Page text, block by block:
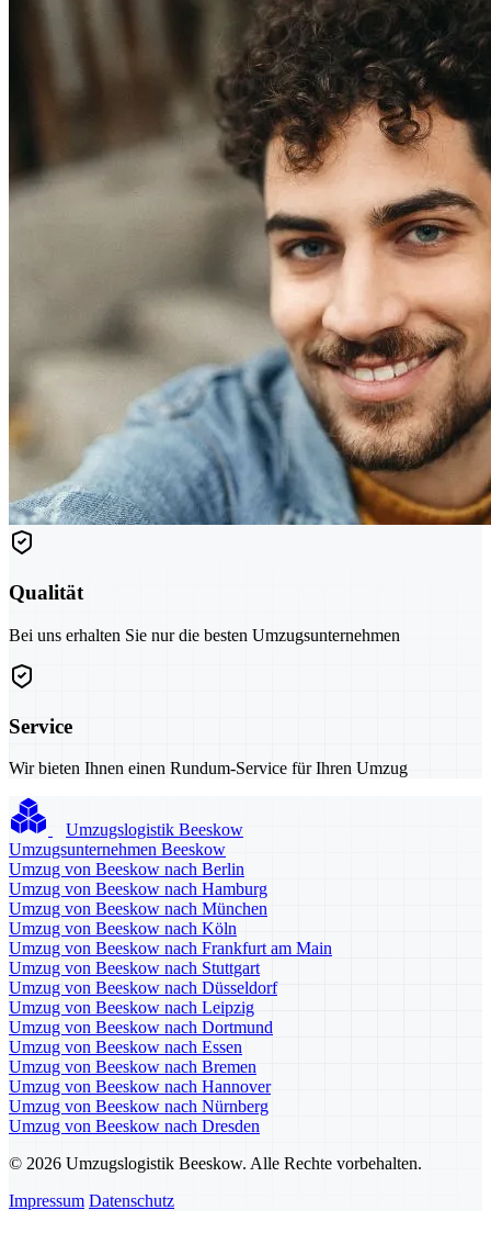
Qualität
Bei uns erhalten Sie nur die besten Umzugsunternehmen
Service
Wir bieten Ihnen einen Rundum-Service für Ihren Umzug
Umzugslogistik Beeskow
Umzugsunternehmen Beeskow
Umzug von Beeskow nach Berlin
Umzug von Beeskow nach Hamburg
Umzug von Beeskow nach München
Umzug von Beeskow nach Köln
Umzug von Beeskow nach Frankfurt am Main
Umzug von Beeskow nach Stuttgart
Umzug von Beeskow nach Düsseldorf
Umzug von Beeskow nach Leipzig
Umzug von Beeskow nach Dortmund
Umzug von Beeskow nach Essen
Umzug von Beeskow nach Bremen
Umzug von Beeskow nach Hannover
Umzug von Beeskow nach Nürnberg
Umzug von Beeskow nach Dresden
© 2026 Umzugslogistik Beeskow. Alle Rechte vorbehalten.
Impressum Datenschutz